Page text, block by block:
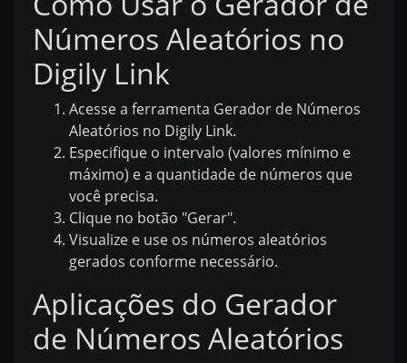
Números Aleatórios no
Digily Link
Acesse a ferramenta Gerador de Números
Aleatórios no Digily Link.
Especifique o intervalo (valores mínimo e
máximo) e a quantidade de números que
você precisa.
Clique no botão "Gerar".
Visualize e use os números aleatórios
gerados conforme necessário.
Aplicações do Gerador
de Números Aleatórios